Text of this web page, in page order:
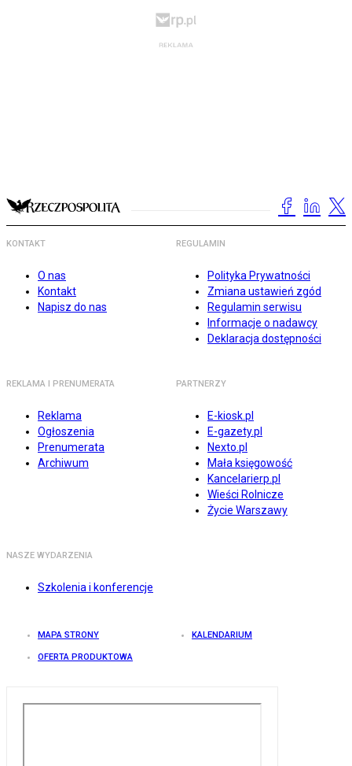
KONTAKT
O nas
Kontakt
Napisz do nas
REGULAMIN
Polityka Prywatności
Zmiana ustawień zgód
Regulamin serwisu
Informacje o nadawcy
Deklaracja dostępności
REKLAMA I PRENUMERATA
Reklama
Ogłoszenia
Prenumerata
Archiwum
PARTNERZY
E-kiosk.pl
E-gazety.pl
Nexto.pl
Mała księgowość
Kancelarierp.pl
Wieści Rolnicze
Życie Warszawy
NASZE WYDARZENIA
Szkolenia i konferencje
MAPA STRONY KALENDARIUM
OFERTA PRODUKTOWA